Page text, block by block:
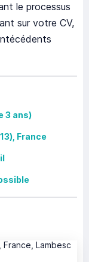
le processus
sur votre CV,
3 ans)
France